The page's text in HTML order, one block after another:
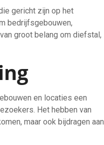
gericht zijn op het
bedrijfsgebouwen,
groot belang om diefstal,
en locaties een
Het hebben van
maar ook bijdragen aan